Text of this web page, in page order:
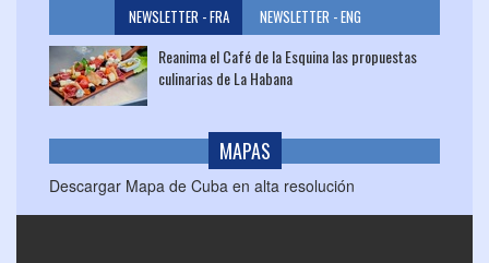
NEWSLETTER - FRA NEWSLETTER - ENG
Reanima el Café de la Esquina las propuestas
culinarias de La Habana
MAPAS
Descargar Mapa de Cuba en alta resolución